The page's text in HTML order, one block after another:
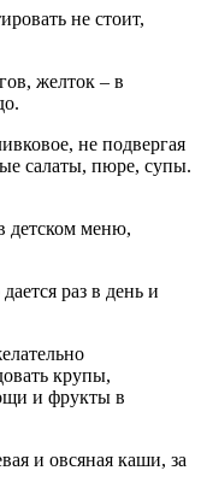
не стоит,
желток – в
не подвергая
салаты, пюре, супы.
детском меню,
раз в день и
крупы,
и фрукты в
и овсяная каши, за